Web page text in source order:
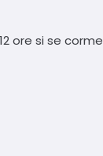
si se